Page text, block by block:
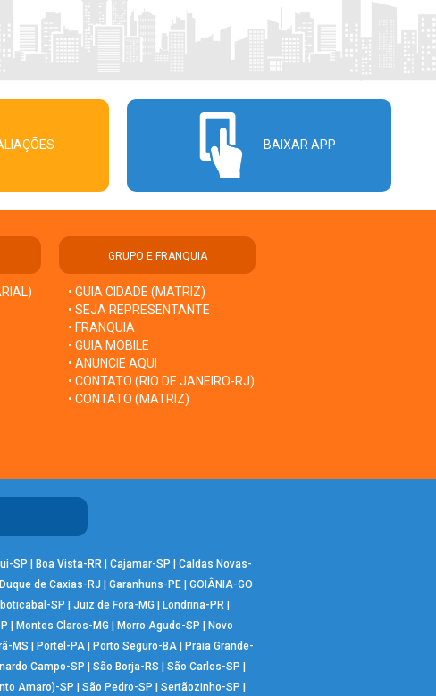
BAIXAR APP
GRUPO E FRANQUIA
• GUIA CIDADE (MATRIZ)
• SEJA REPRESENTANTE
• FRANQUIA
• GUIA MOBILE
• ANUNCIE AQUI
• CONTATO (RIO DE JANEIRO-RJ)
• CONTATO (MATRIZ)
SP | Boa Vista-RR | Cajamar-SP | Caldas Novas-
Duque de Caxias-RJ | Garanhuns-PE | GOIÂNIA-GO
SP | Juiz de Fora-MG | Londrina-PR |
| Montes Claros-MG | Morro Agudo-SP | Novo
MS | Portel-PA| Porto Seguro-BA| Praia Grande-
Campo-SP | São Borja-RS | São Carlos-SP |
Amaro)-SP | São Pedro-SP | Sertãozinho-SP |